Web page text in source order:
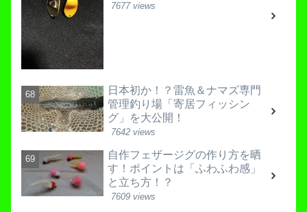
7677 views
日本初か！？雷魚＆ナマズ専門
管理釣り場「寄居フィッシン
グ」を大公開！
7642 views
自作フェザージグの作り方を晒
す！ポイントは「ふわふわ感」
と立ち方！？
7609 views